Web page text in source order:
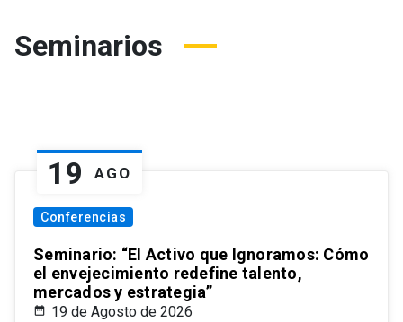
Seminarios
19 AGO
Conferencias
Seminario: “El Activo que Ignoramos: Cómo
el envejecimiento redefine talento,
mercados y estrategia”
19 de Agosto de 2026